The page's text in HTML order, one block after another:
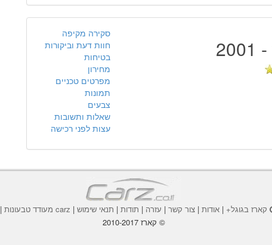
סקירה מקיפה
חוות דעת וביקורות
בטיחות
מחירון
מפרטים טכניים
תמונות
צבעים
שאלות ותשובות
עצות לפני רכישה
קארז בגוגל+ | אודות | צור קשר | עזרה | תודות | תנאי שימוש | carz מעודד טבעונות |
© קארז 2010-2017